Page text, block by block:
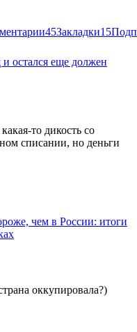
45Закладки15
и остался еще должен
то дикость со
списании, но деньги
чем в России: итоги
оккупировала?)